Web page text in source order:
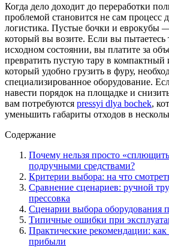
Когда дело доходит до переработки
проблемой становится не сам процесс
логистика. Пустые бочки и еврокубы
который вы возите. Если вы пытаетесь
исходном состоянии, вы платите за
превратить пустую тару в компактный
который удобно грузить в фуру,
специализированное оборудование.
навести порядок на площадке и
вам потребуются pressyi dlya bochek,
уменьшить габариты отходов в
Содержание
Почему нельзя просто
подручными средствами?
Критерии выбора: на что
Сравнение сценариев: ручной
прессовка
Сценарии выбора оборудования
Типичные ошибки при
Практические рекомендации:
прибыли